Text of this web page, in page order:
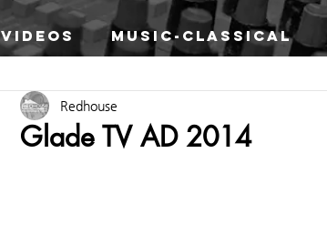
VIDEOS MUSIC-CLASSICAL
Glade TV AD 2014
Redhouse